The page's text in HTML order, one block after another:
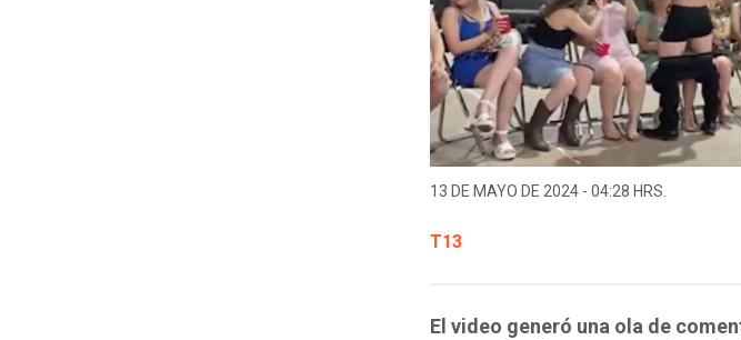
13 DE MAYO DE 2024 - 04:28 HRS.
T13
El video generó una ola de